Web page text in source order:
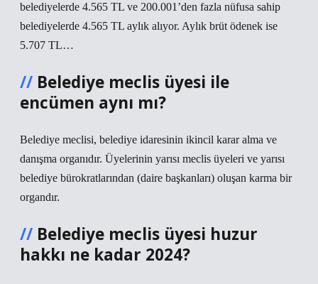
belediyelerde 4.565 TL ve 200.001’den fazla nüfusa sahip
belediyelerde 4.565 TL aylık alıyor. Aylık brüt ödenek ise
5.707 TL…
Belediye meclis üyesi ile
encümen aynı mı?
Belediye meclisi, belediye idaresinin ikincil karar alma ve
danışma organıdır. Üyelerinin yarısı meclis üyeleri ve yarısı
belediye bürokratlarından (daire başkanları) oluşan karma bir
organdır.
Belediye meclis üyesi huzur
hakkı ne kadar 2024?